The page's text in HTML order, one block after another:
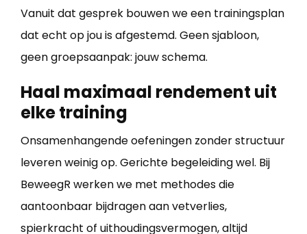
Vanuit dat gesprek bouwen we een trainingsplan
dat echt op jou is afgestemd. Geen sjabloon,
geen groepsaanpak: jouw schema.
Haal maximaal rendement uit
elke training
Onsamenhangende oefeningen zonder structuur
leveren weinig op. Gerichte begeleiding wel. Bij
BeweegR werken we met methodes die
aantoonbaar bijdragen aan vetverlies,
spierkracht of uithoudingsvermogen, altijd